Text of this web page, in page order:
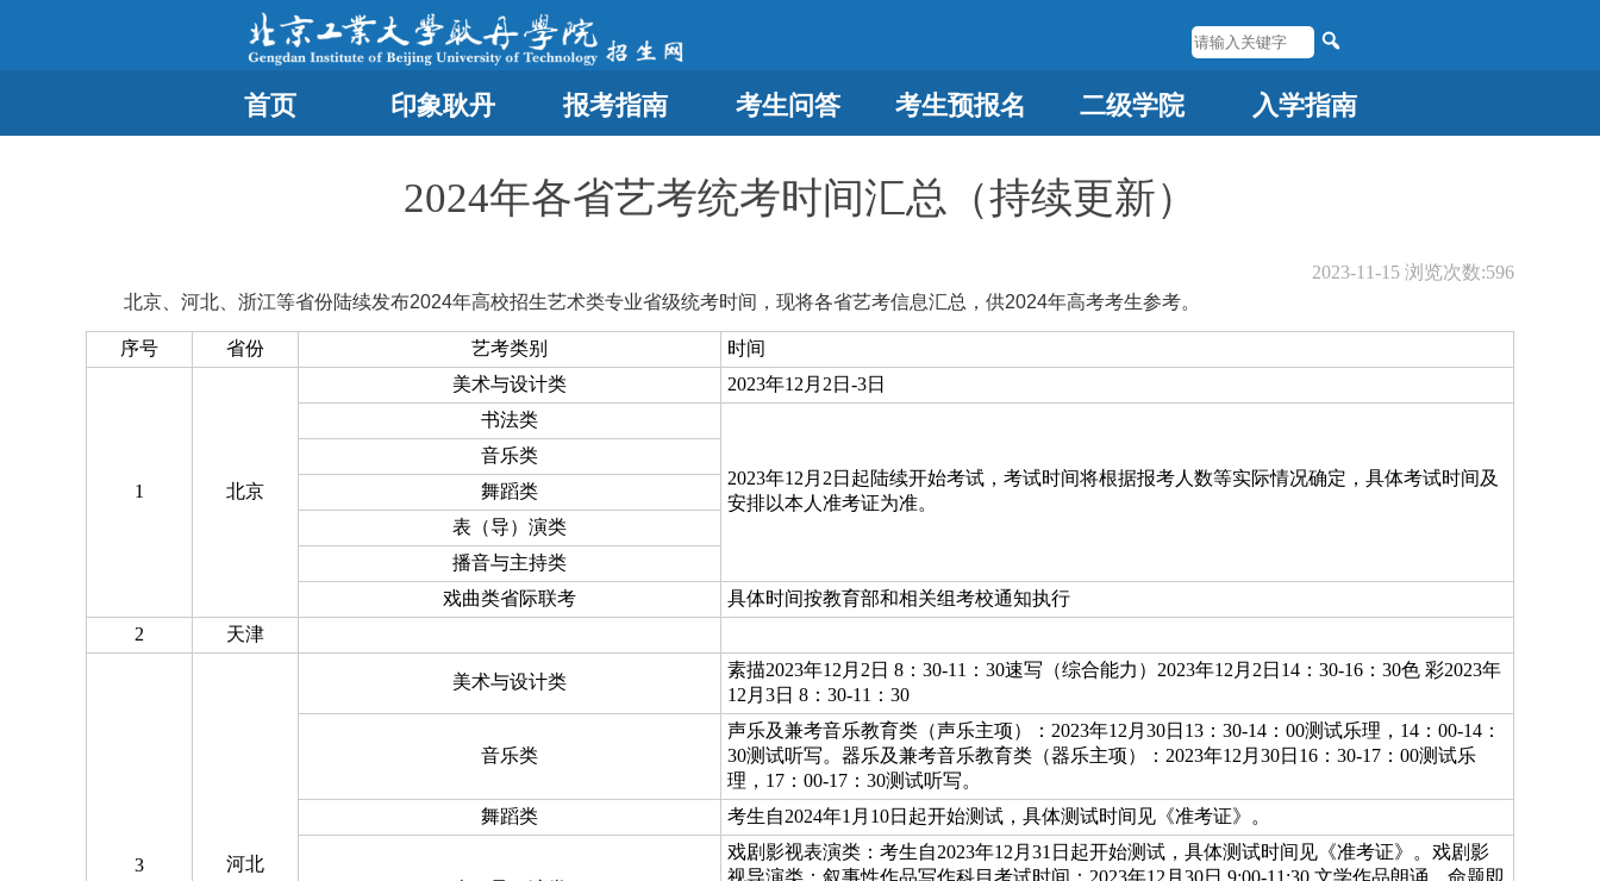
首页 印象耿丹 报考指南 考生问答 考生预报名 二级学院 入学指南
2024年各省艺考统考时间汇总（持续更新）
2023-11-15 浏览次数:596
北京、河北、浙江等省份陆续发布2024年高校招生艺术类专业省级统考时间，现将各省艺考信息汇总，供2024年高考考生参考。
序号 省份 艺考类别 时间
1 北京
美术与设计类
2023年12月2日-3日
书法类
2023年12月2日起陆续开始考试，考试时间将根据报考人数等实际情况确定，具体考试时间及
安排以本人准考证为准。
音乐类
舞蹈类
表（导）演类
播音与主持类
戏曲类省际联考
具体时间按教育部和相关组考校通知执行
2
天津
3 河北
美术与设计类
素描2023年12月2日 8：30-11：30速写（综合能力）2023年12月2日14：30-16：30色 彩2023年
12月3日 8：30-11：30
音乐类
声乐及兼考音乐教育类（声乐主项）：2023年12月30日13：30-14：00测试乐理，14：00-14：
30测试听写。器乐及兼考音乐教育类（器乐主项）：2023年12月30日16：30-17：00测试乐
理，17：00-17：30测试听写。
舞蹈类
考生自2024年1月10日起开始测试，具体测试时间见《准考证》。
戏剧影视表演类：考生自2023年12月31日起开始测试，具体测试时间见《准考证》。戏剧影